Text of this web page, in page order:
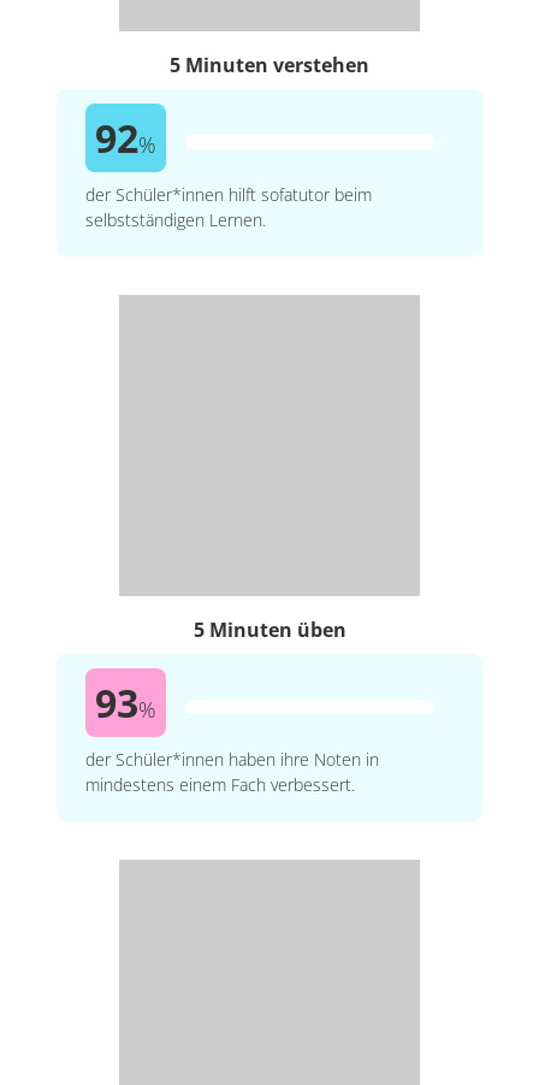
5 Minuten verstehen
92%
der Schüler*innen hilft sofatutor beim
selbstständigen Lernen.
5 Minuten üben
93%
der Schüler*innen haben ihre Noten in
mindestens einem Fach verbessert.